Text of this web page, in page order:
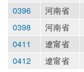
0396
河南省
0398
河南省
0411
遼甯省
0412
遼甯省